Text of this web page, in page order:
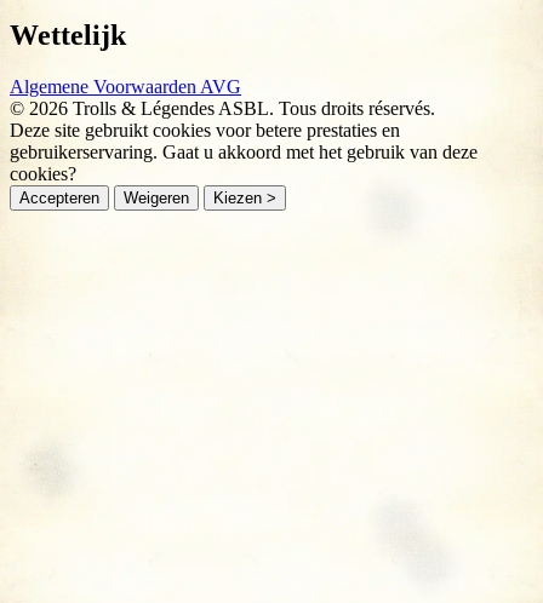
Wettelijk
Algemene Voorwaarden AVG
© 2026 Trolls & Légendes ASBL. Tous droits réservés.
Deze site gebruikt cookies voor betere prestaties en
gebruikerservaring. Gaat u akkoord met het gebruik van deze
cookies?
Accepteren Weigeren Kiezen >